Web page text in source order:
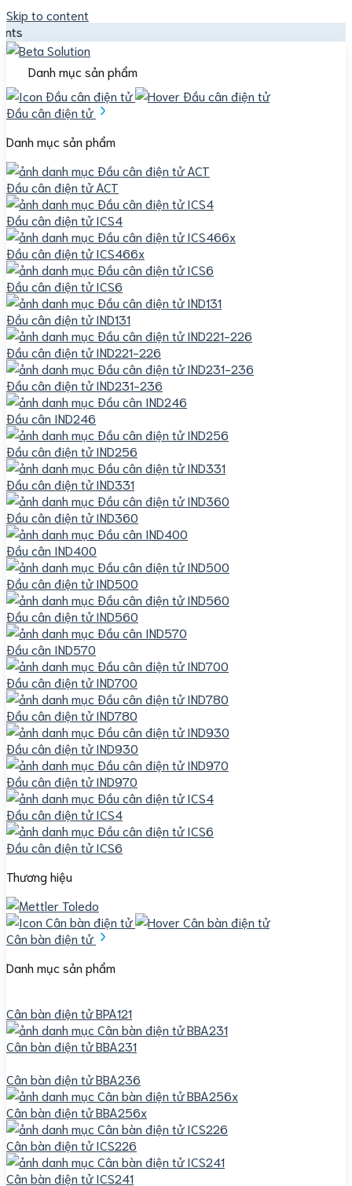
Skip to content
Danh mục sản phẩm
Đầu cân điện tử
Danh mục sản phẩm
Đầu cân điện tử ACT
Đầu cân điện tử ICS4
Đầu cân điện tử ICS466x
Đầu cân điện tử ICS6
Đầu cân điện tử IND131
Đầu cân điện tử IND221-226
Đầu cân điện tử IND231-236
Đầu cân IND246
Đầu cân điện tử IND256
Đầu cân điện tử IND331
Đầu cân điện tử IND360
Đầu cân IND400
Đầu cân điện tử IND500
Đầu cân điện tử IND560
Đầu cân IND570
Đầu cân điện tử IND700
Đầu cân điện tử IND780
Đầu cân điện tử IND930
Đầu cân điện tử IND970
Đầu cân điện tử ICS4
Đầu cân điện tử ICS6
Thương hiệu
Cân bàn điện tử
Danh mục sản phẩm
Cân bàn điện tử BPA121
Cân bàn điện tử BBA231
Cân bàn điện tử BBA236
Cân bàn điện tử BBA256x
Cân bàn điện tử ICS226
Cân bàn điện tử ICS241